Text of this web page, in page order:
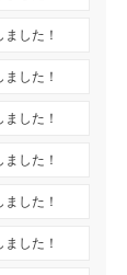
した！
した！
した！
した！
した！
した！